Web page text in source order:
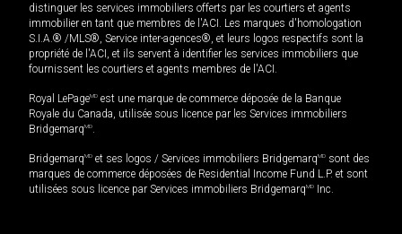
distinguer les services immobiliers offerts par les courtiers et agents
immobilier en tant que membres de l'ACI. Les marques d'homologation
S.I.A.® /MLS®, Service inter-agences®, et leurs logos respectifs sont la
propriété de l'ACI, et ils servent à identifier les services immobiliers que
fournissent les courtiers et agents membres de l'ACI.
Royal LePageMD est une marque de commerce déposée de la Banque
Royale du Canada, utilisée sous licence par les Services immobiliers
BridgemarqMD
BridgemarqMD et ses logos / Services immobiliers BridgemarqMD sont des
marques de commerce déposées de Residential Income Fund L.P. et sont
utilisées sous licence par Services immobiliers BridgemarqMD Inc.